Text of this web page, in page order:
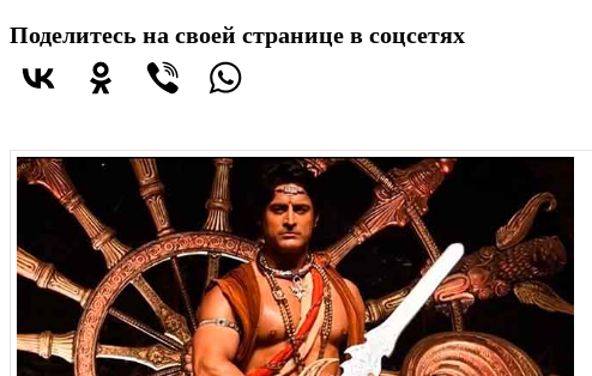
Поделитесь на своей странице в соцсетях